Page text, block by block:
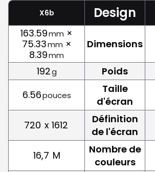
X6b Design
163.59mm ×
75.33mm ×
8.39mm
Dimensions
192g Poids
6.56pouces
Taille
d'écran
720 x 1612
Définition
de l'écran
16,7 M
Nombre de
couleurs